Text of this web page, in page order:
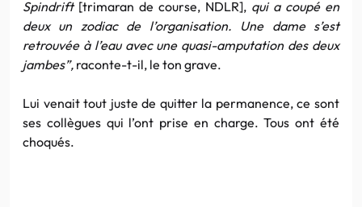
Spindrift [trimaran de course, NDLR], qui a coupé en
deux un zodiac de l’organisation. Une dame s’est
retrouvée à l’eau avec une quasi-amputation des deux
jambes”, raconte-t-il, le ton grave.
Lui venait tout juste de quitter la permanence, ce sont
ses collègues qui l’ont prise en charge. Tous ont été
choqués.